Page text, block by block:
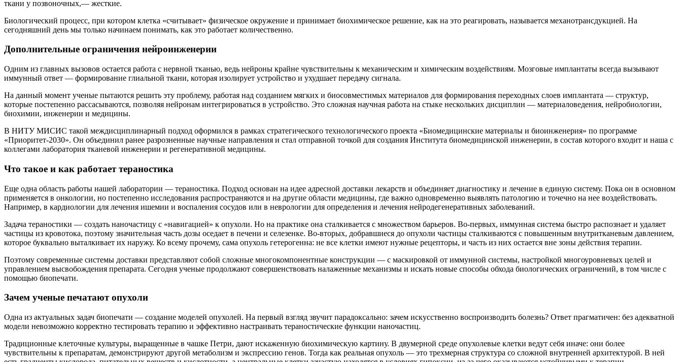
ткани у позвоночных,— жесткие.
Биологический процесс, при котором клетка «считывает» физическое окружение и принимает биохимическое решение, как на это реагировать, называется механотрансдукцией. На
сегодняшний день мы только начинаем понимать, как это работает количественно.
Дополнительные ограничения нейроинженерии
Одним из главных вызовов остается работа с нервной тканью, ведь нейроны крайне чувствительны к механическим и химическим воздействиям. Мозговые имплантаты всегда вызывают
иммунный ответ — формирование глиальной ткани, которая изолирует устройство и ухудшает передачу сигнала.
На данный момент ученые пытаются решить эту проблему, работая над созданием мягких и биосовместимых материалов для формирования переходных слоев имплантата — структур,
которые постепенно рассасываются, позволяя нейронам интегрироваться в устройство. Это сложная научная работа на стыке нескольких дисциплин — материаловедения, нейробиологии,
биохимии, инженерии и медицины.
В НИТУ МИСИС такой междисциплинарный подход оформился в рамках стратегического технологического проекта «Биомедицинские материалы и биоинженерия» по программе
«Приоритет-2030». Он объединил ранее разрозненные научные направления и стал отправной точкой для создания Института биомедицинской инженерии, в состав которого входит и наша с
коллегами лаборатория тканевой инженерии и регенеративной медицины.
Что такое и как работает тераностика
Еще одна область работы нашей лаборатории — тераностика. Подход основан на идее адресной доставки лекарств и объединяет диагностику и лечение в единую систему. Пока он в основном
применяется в онкологии, но постепенно исследования распространяются и на другие области медицины, где важно одновременно выявлять патологию и точечно на нее воздействовать.
Например, в кардиологии для лечения ишемии и воспаления сосудов или в неврологии для определения и лечения нейродегенеративных заболеваний.
Задача тераностики — создать наночастицу с «навигацией» к опухоли. Но на практике она сталкивается с множеством барьеров. Во-первых, иммунная система быстро распознает и удаляет
частицы из кровотока, поэтому значительная часть дозы оседает в печени и селезенке. Во-вторых, добравшиеся до опухоли частицы сталкиваются с повышенным внутритканевым давлением,
которое буквально выталкивает их наружу. Ко всему прочему, сама опухоль гетерогенна: не все клетки имеют нужные рецепторы, и часть из них остается вне зоны действия терапии.
Поэтому современные системы доставки представляют собой сложные многокомпонентные конструкции — с маскировкой от иммунной системы, настройкой многоуровневых целей и
управлением высвобождения препарата. Сегодня ученые продолжают совершенствовать налаженные механизмы и искать новые способы обхода биологических ограничений, в том числе с
помощью биопечати.
Зачем ученые печатают опухоли
Одна из актуальных задач биопечати — создание моделей опухолей. На первый взгляд звучит парадоксально: зачем искусственно воспроизводить болезнь? Ответ прагматичен: без адекватной
модели невозможно корректно тестировать терапию и эффективно настраивать тераностические функции наночастиц.
Традиционные клеточные культуры, выращенные в чашке Петри, дают искаженную биохимическую картину. В двумерной среде опухолевые клетки ведут себя иначе: они более
чувствительны к препаратам, демонстрируют другой метаболизм и экспрессию генов. Тогда как реальная опухоль — это трехмерная структура со сложной внутренней архитектурой. В ней